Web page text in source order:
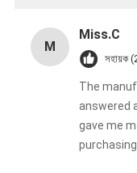
M
Miss.C
সহায়ক
The
answered
gave me